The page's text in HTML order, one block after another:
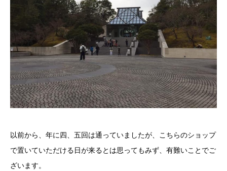
以前から、年に四、五回は通っていましたが、こちらのショップ
で置いていただける日が来るとは思ってもみず、有難いことでご
ざいます。